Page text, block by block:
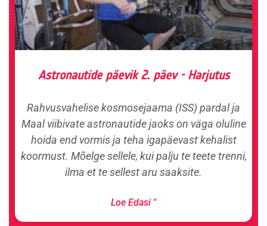
Astronautide päevik 2. päev - Harjutus
Rahvusvahelise kosmosejaama (ISS) pardal ja
Maal viibivate astronautide jaoks on väga oluline
hoida end vormis ja teha igapäevast kehalist
koormust. Mõelge sellele, kui palju te teete trenni,
ilma et te sellest aru saaksite.
Loe Edasi "